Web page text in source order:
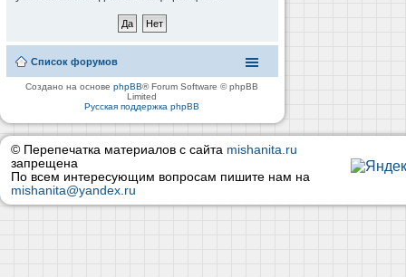
Список форумов
Создано на основеphpBB® Forum Software © phpBB
Limited
Русская поддержка phpBB
© Перепечатка материалов с сайта mishanita.ru
запрещена
По всем интересующим вопросам пишите нам на
mishanita@yandex.ru